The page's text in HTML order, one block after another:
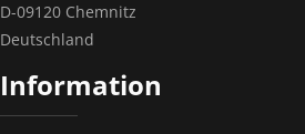
D-09120 Chemnitz
Deutschland
Information